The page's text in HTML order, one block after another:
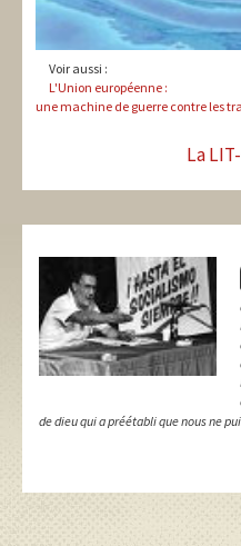
Voir aussi :
L'Union européenne :
une machine de guerre contre les
La
de dieu qui a préétabli que nous ne